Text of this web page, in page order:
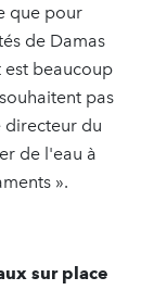
que pour
de Damas
beaucoup
pas
directeur du
de l'eau à
».
sur place